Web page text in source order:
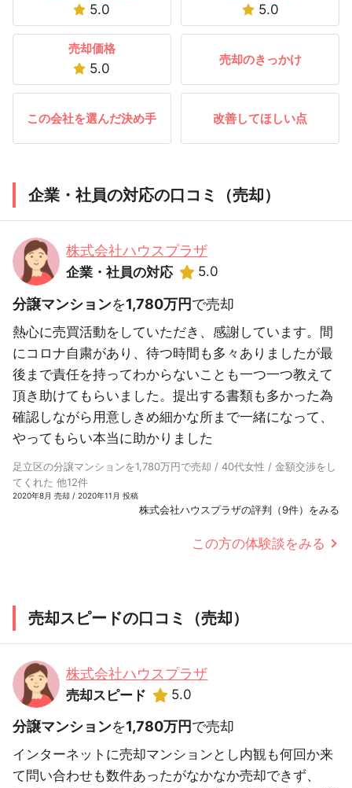
5.0 5.0
売却価格
5.0
売却のきっかけ
この会社を選んだ決め手 改善してほしい点
企業・社員の対応の口コミ（売却）
株式会社ハウスプラザ
企業・社員の対応 5.0
分譲マンションを1,780万円で売却
熱心に売買活動をしていただき、感謝しています。間
にコロナ自粛があり、待つ時間も多々ありましたが最
後まで責任を持ってわからないことも一つ一つ教えて
頂き助けてもらいました。提出する書類も多かった為
確認しながら用意しきめ細かな所まで一緒になって、
やってもらい本当に助かりました
足立区の分譲マンションを1,780万円で売却 / 40代女性 / 金額交渉をし
てくれた 他12件
2020年8月 売却 / 2020年11月 投稿
株式会社ハウスプラザの評判（9件）をみる
この方の体験談をみる
売却スピードの口コミ（売却）
株式会社ハウスプラザ
売却スピード 5.0
分譲マンションを1,780万円で売却
インターネットに売却マンションとし内観も何回か来
て問い合わせも数件あったがなかなか売却できず、